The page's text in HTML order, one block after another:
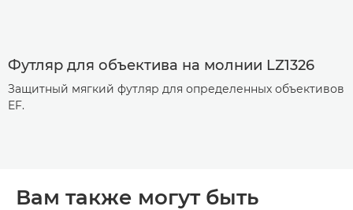
Футляр для объектива на молнии LZ1326
Защитный мягкий футляр для определенных объективов
EF.
Вам также могут быть